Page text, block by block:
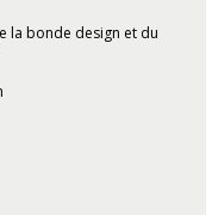
la bonde design et du